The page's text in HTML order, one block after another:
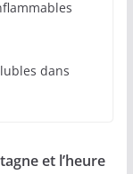
dans
et l’heure